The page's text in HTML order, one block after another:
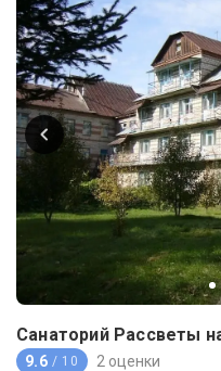
Санаторий Рассветы
9.6 / 10 2 оценки